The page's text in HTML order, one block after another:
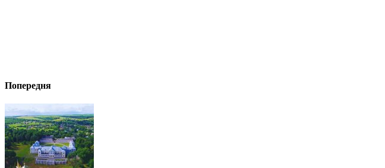
Попередня